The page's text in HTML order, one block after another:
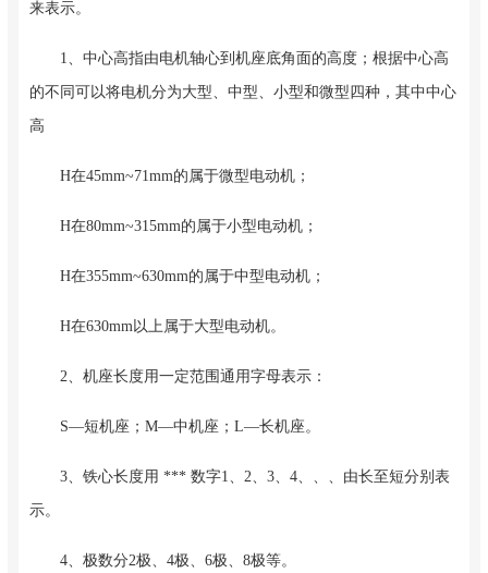
来表示。
1、中心高指由电机轴心到机座底角面的高度；根据中心高
的不同可以将电机分为大型、中型、小型和微型四种，其中中心
高
H在45mm~71mm的属于微型电动机；
H在80mm~315mm的属于小型电动机；
H在355mm~630mm的属于中型电动机；
H在630mm以上属于大型电动机。
2、机座长度用一定范围通用字母表示：
S—短机座；M—中机座；L—长机座。
3、铁心长度用 *** 数字1、2、3、4、、、由长至短分别表
示。
4、极数分2极、4极、6极、8极等。